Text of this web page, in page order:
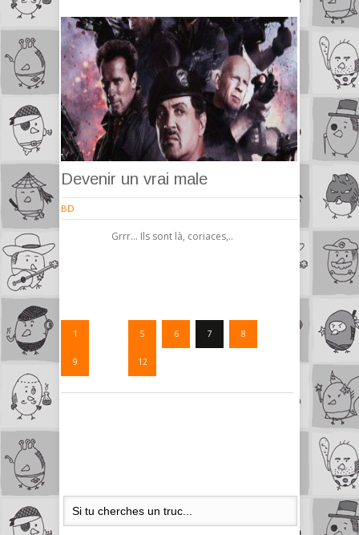
Devenir un vrai male
BD
Grrr… Ils sont là, coriaces,..
1 5 6 7 8
9 12